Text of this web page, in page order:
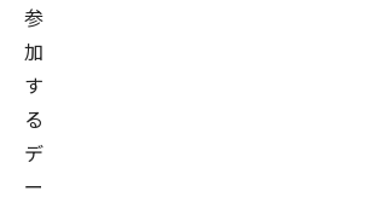
参
加
す
る
デ
ー